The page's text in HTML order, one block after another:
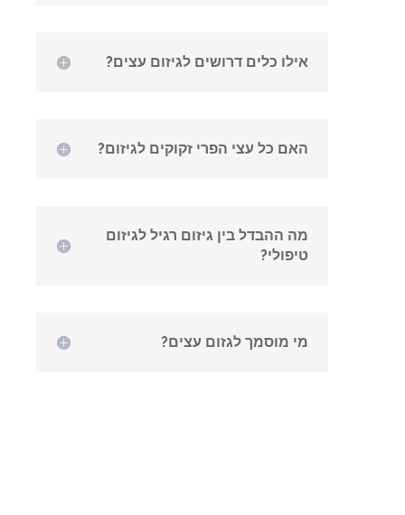
אילו כלים דרושים לגיזום עצים?
האם כל עצי הפרי זקוקים לגיזום?
מה ההבדל בין גיזום רגיל לגיזום
טיפולי?
מי מוסמך לגזום עצים?